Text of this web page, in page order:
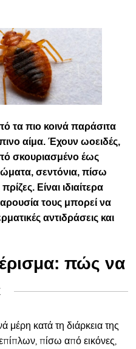
τα πιο κοινά παράσιτα
αίμα. Έχουν ωοειδές,
σκουριασμένο έως
σεντόνια, πίσω
Είναι ιδιαίτερα
τους μπορεί να
αντιδράσεις και
πώς να
μέρη κατά τη διάρκεια της
πίσω από εικόνες,